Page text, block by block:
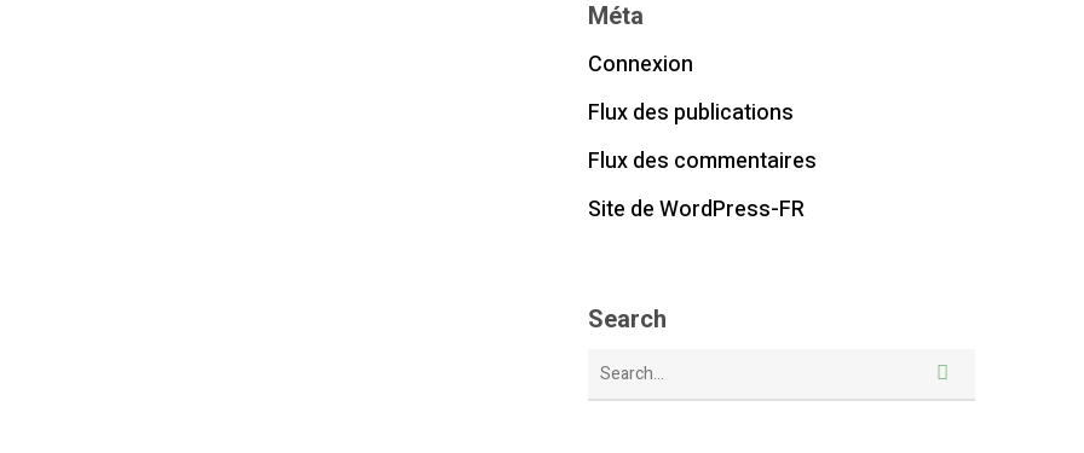
Méta
Connexion
Flux des publications
Flux des commentaires
Site de WordPress-FR
Search